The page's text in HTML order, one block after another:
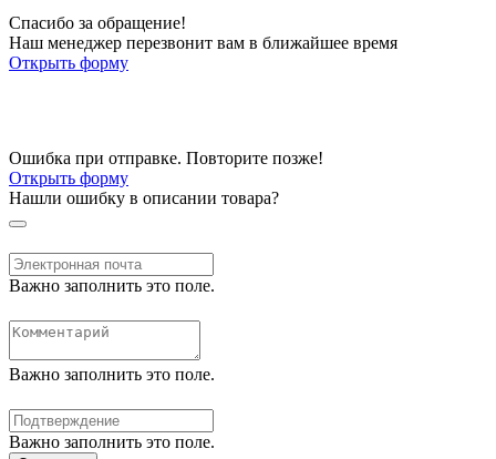
Спасибо за обращение!
Наш менеджер перезвонит вам в ближайшее время
Открыть форму
Ошибка при отправке. Повторите позже!
Открыть форму
Нашли ошибку в описании товара?
Важно заполнить это поле.
Важно заполнить это поле.
Важно заполнить это поле.